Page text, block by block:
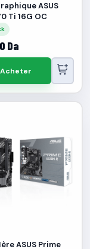
ASUS
Ti 16G OC
Da
Acheter
ASUS Prime